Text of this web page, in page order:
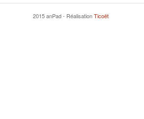
2015 anPad - RéalisationTicoët